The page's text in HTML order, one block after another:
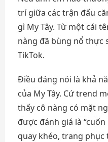
trí giữa các trận đấu
gì My Tây. Từ một cái
nàng đã bùng nổ thực
TikTok.
Điều đáng nói là khả
của My Tây. Cứ trend
thấy cô nàng có mặt
được đánh giá là
quay khéo, trang